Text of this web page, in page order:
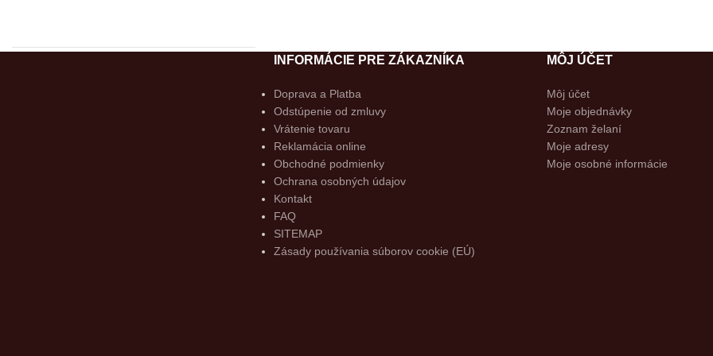
DOPRAVA ZADARMO
Dopravu zaplatíme radi za Vás ak suma v košíku presiahne 60€.
INFORMÁCIE PRE ZÁKAZNÍKA
Doprava a Platba
Odstúpenie od zmluvy
Vrátenie tovaru
Reklamácia online
Obchodné podmienky
Ochrana osobných údajov
Kontakt
FAQ
SITEMAP
Zásady používania súborov cookie (EÚ)
MÔJ ÚČET
Môj účet
Moje objednávky
Zoznam želaní
Moje adresy
Moje osobné informácie